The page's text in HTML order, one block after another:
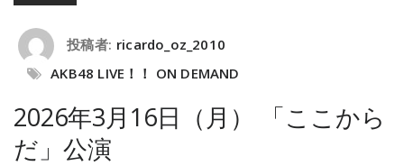
投稿者: ricardo_oz_2010
AKB48 LIVE！！ ON DEMAND
2026年3月16日（月） 「ここから
だ」公演